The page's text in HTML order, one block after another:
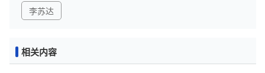
李苏达
相关内容